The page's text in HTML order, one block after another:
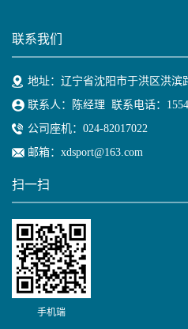
联系我们
地址：辽宁省沈阳市于洪区洪滨
联系人：陈经理 联系电话：
公司座机：024-82017022
邮箱：xdsport@163.com
扫一扫
手机端